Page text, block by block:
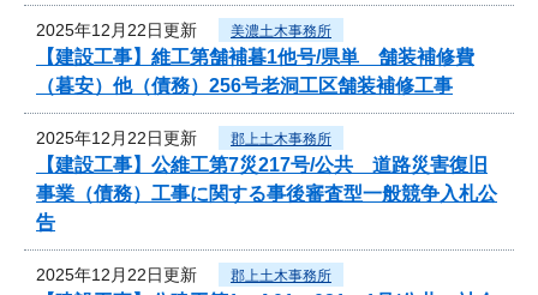
2025年12月22日更新 美濃土木事務所
【建設工事】維工第舗補暮1他号/県単 舗装補修費
（暮安）他（債務）256号老洞工区舗装補修工事
2025年12月22日更新 郡上土木事務所
【建設工事】公維工第7災217号/公共 道路災害復旧
事業（債務）工事に関する事後審査型一般競争入札公
告
2025年12月22日更新 郡上土木事務所